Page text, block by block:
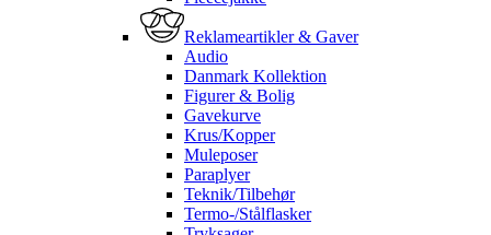
Reklameartikler & Gaver
Audio
Danmark Kollektion
Figurer & Bolig
Gavekurve
Krus/Kopper
Muleposer
Paraplyer
Teknik/Tilbehør
Termo-/Stålflasker